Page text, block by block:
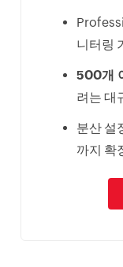
니터링
500개
려는 대
분산 설
까지 확